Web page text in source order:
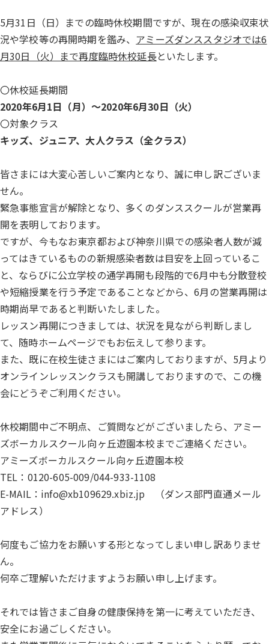
5月31日（日）までの臨時休校期間ですが、現在の感染収束状
況や学校等の再開時期を鑑み、 アミーズダンススタジオでは6
月30日（火）まで再度臨時休校延長といたします。
〇休校延長期間
2020年6月1日（月）～2020年6月30日（火）
〇対象クラス
キッズ、ジュニア、大人クラス（全クラス）
皆さまには大変心苦しいご案内となり、誠に申し訳ございま
せん。
緊急事態宣言が解除となり、多くのダンススクールが営業再
開を表明しております。
ですが、今もなお東京都および神奈川県での感染者人数が減
ってはきているものの新規感染者数は目安を上回っているこ
と、ならびに公立学校の通学再開も段階的で6月中も分散登校
や短縮授業を行う予定であることなどから、6月の営業再開は
時期尚早であると判断いたしました。
レッスン再開につきましては、状況を見ながら判断しまし
て、随時ホームページでもお伝えして参ります。
また、既に在校生徒さまにはご案内しておりますが、5月より
オンラインレッスンクラスも開講しておりますので、この機
会にどうぞご利用ください。
休校期間中ご不明点、ご質問などがございましたら、アミー
ズボーカルスクール向ヶ丘遊園本校までご連絡ください。
アミーズボーカルスクール向ヶ丘遊園本校
TEL：0120-605-009/044-933-1108
E-MAIL：info@xb109629.xbiz.jp （ダンス部門直通メール
アドレス）
何度もご協力をお願いする形となってしまい申し訳ありませ
ん。
何卒ご理解いただけますようお願い申し上げます。
それでは皆さまご自身の健康保持を第一に考えていただき、
安全にお過ごしください。